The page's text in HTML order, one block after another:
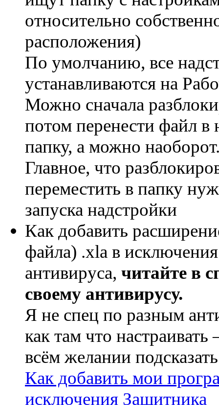
относительно
расположения)
По умолчанию, все
устанавливаются на
Можно сначала
потом перенести файл
папку, а можно
Главное, что
переместить в папку
запуска надстройки
Как добавить
файла) .xla в исключения
антивируса, читайте в
своему антивирусу.
Я не спец по разным
как там что
всём желании
Как добавить мои
исключения Защитника